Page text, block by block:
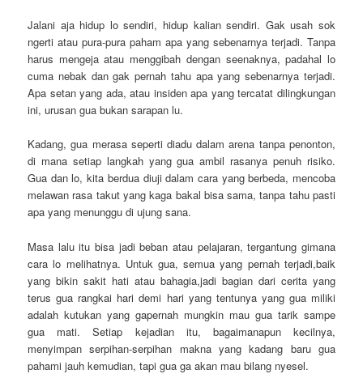
Jalani aja hidup lo sendiri, hidup kalian sendiri. Gak usah sok
ngerti atau pura-pura paham apa yang sebenarnya terjadi. Tanpa
harus mengeja atau menggibah dengan seenaknya, padahal lo
cuma nebak dan gak pernah tahu apa yang sebenarnya terjadi.
Apa setan yang ada, atau insiden apa yang tercatat dilingkungan
ini, urusan gua bukan sarapan lu.
Kadang, gua merasa seperti diadu dalam arena tanpa penonton,
di mana setiap langkah yang gua ambil rasanya penuh risiko.
Gua dan lo, kita berdua diuji dalam cara yang berbeda, mencoba
melawan rasa takut yang kaga bakal bisa sama, tanpa tahu pasti
apa yang menunggu di ujung sana.
Masa lalu itu bisa jadi beban atau pelajaran, tergantung gimana
cara lo melihatnya. Untuk gua, semua yang pernah terjadi,baik
yang bikin sakit hati atau bahagia,jadi bagian dari cerita yang
terus gua rangkai hari demi hari yang tentunya yang gua miliki
adalah kutukan yang gapernah mungkin mau gua tarik sampe
gua mati. Setiap kejadian itu, bagaimanapun kecilnya,
menyimpan serpihan-serpihan makna yang kadang baru gua
pahami jauh kemudian, tapi gua ga akan mau bilang nyesel.